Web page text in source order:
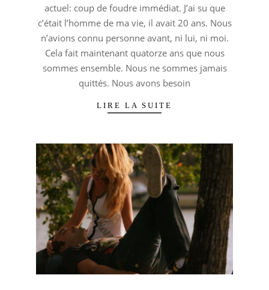
actuel: coup de foudre immédiat. J’ai su que
c’était l’homme de ma vie, il avait 20 ans. Nous
n’avions connu personne avant, ni lui, ni moi.
Cela fait maintenant quatorze ans que nous
sommes ensemble. Nous ne sommes jamais
quittés. Nous avons besoin
LIRE LA SUITE